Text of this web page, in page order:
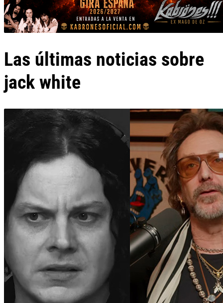
Las últimas noticias sobre
jack white